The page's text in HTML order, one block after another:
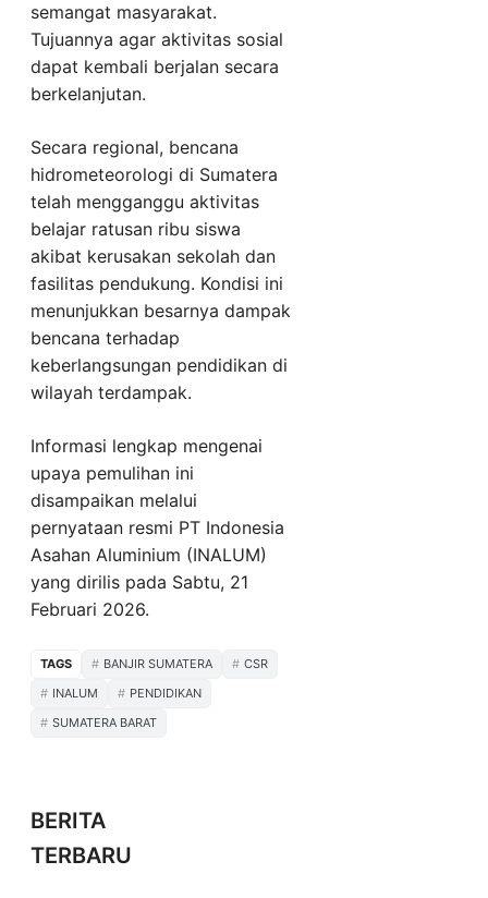
semangat masyarakat.
Tujuannya agar aktivitas sosial
dapat kembali berjalan secara
berkelanjutan.
Secara regional, bencana
hidrometeorologi di Sumatera
telah mengganggu aktivitas
belajar ratusan ribu siswa
akibat kerusakan sekolah dan
fasilitas pendukung. Kondisi ini
menunjukkan besarnya dampak
bencana terhadap
keberlangsungan pendidikan di
wilayah terdampak.
Informasi lengkap mengenai
upaya pemulihan ini
disampaikan melalui
pernyataan resmi PT Indonesia
Asahan Aluminium (INALUM)
yang dirilis pada Sabtu, 21
Februari 2026.
TAGS BANJIR SUMATERA
CSR
INALUM
PENDIDIKAN
SUMATERA BARAT
BERITA
TERBARU